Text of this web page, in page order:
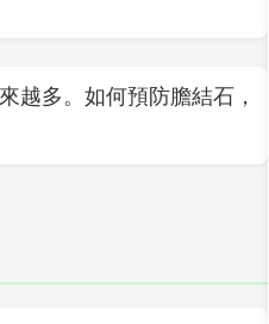
越多。如何預防膽結石，